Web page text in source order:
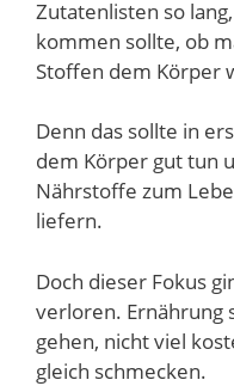
Zutatenlisten so
kommen sollte, ob
Stoffen dem Körper
Denn das sollte in
dem Körper gut tun
Nährstoffe zum
liefern.
Doch dieser Fokus
verloren. Ernährung
gehen, nicht viel
gleich schmecken.